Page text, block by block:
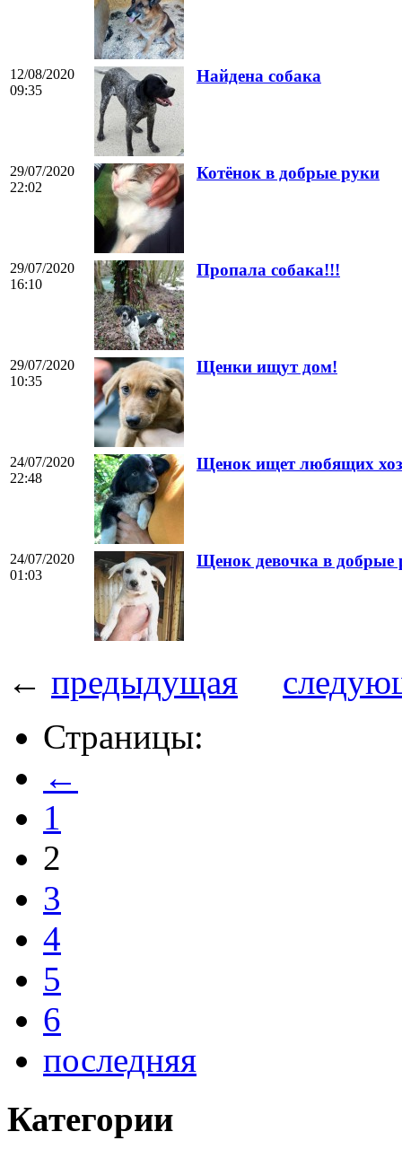
12/08/2020
09:35
Найдена собака
29/07/2020
22:02
Котёнок в добрые руки
29/07/2020
16:10
Пропала собака!!!
29/07/2020
10:35
Щенки ищут дом!
24/07/2020
22:48
Щенок ищет любящих
24/07/2020
01:03
Щенок девочка в добрые
← предыдущая
Страницы:
←
1
2
3
4
5
6
последняя
Категории